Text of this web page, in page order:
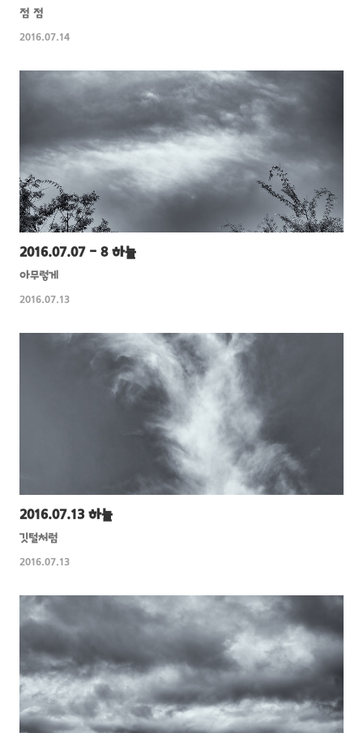
점 점
2016.07.14
2016.07.07 - 8 하늘
아무렇게
2016.07.13
2016.07.13 하늘
깃털처럼
2016.07.13